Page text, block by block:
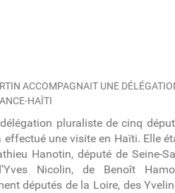
ACCOMPAGNAIT UNE
HAÏTI
pluraliste de cinq
effectué une visite en Haïti. Elle
Hanotin, député de Seine-
Nicolin, de Benoît
députés de la Loire, des